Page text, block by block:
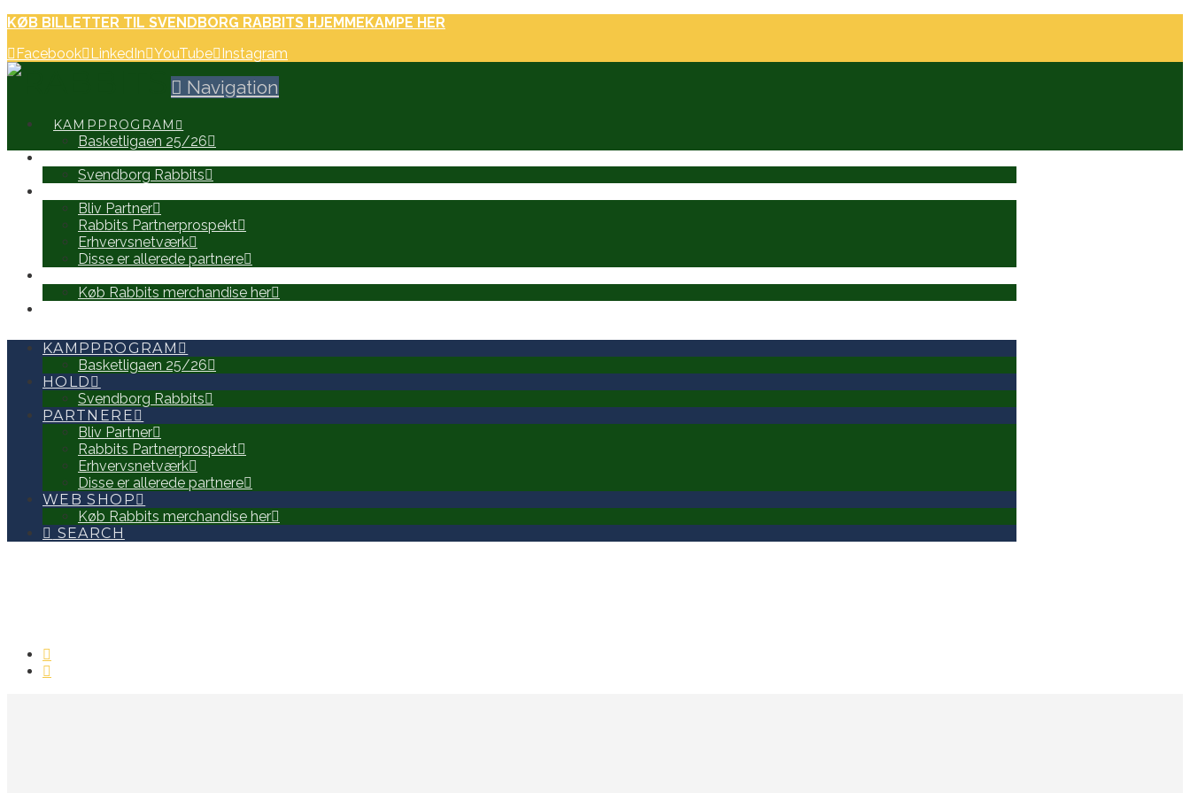
KØB BILLETTER TIL SVENDBORG RABBITS HJEMMEKAMPE HER
Facebook LinkedIn YouTube Instagram
Navigation
KAMPPROGRAM
Basketligaen 25/26
Svendborg Rabbits
Bliv Partner
Rabbits Partnerprospekt
Erhvervsnetværk
Disse er allerede partnere
Køb Rabbits merchandise her
KAMPPROGRAM
Basketligaen 25/26
HOLD
Svendborg Rabbits
PARTNERE
Bliv Partner
Rabbits Partnerprospekt
Erhvervsnetværk
Disse er allerede partnere
WEB SHOP
Køb Rabbits merchandise her
SEARCH